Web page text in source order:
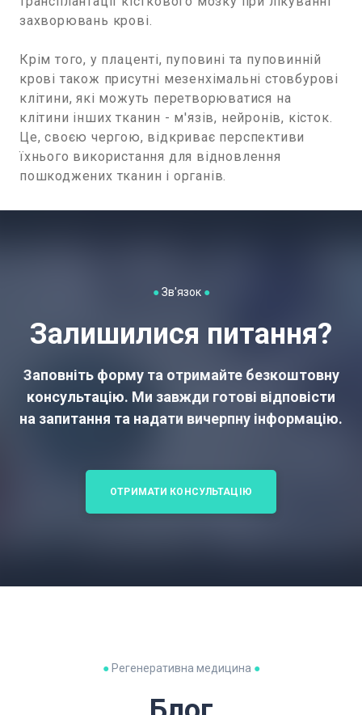
захворювань крові.
Крім того, у плаценті, пуповині та пуповинній
крові також присутні мезенхімальні стовбурові
клітини, які можуть перетворюватися на
клітини інших тканин - м'язів, нейронів, кісток.
Це, своєю чергою, відкриває перспективи
їхнього використання для відновлення
пошкоджених тканин і органів.
● Зв'язок ●
Залишилися питання?
Заповніть форму та отримайте безкоштовну
консультацію. Ми завжди готові відповісти
на запитання та надати вичерпну інформацію.
ОТРИМАТИ КОНСУЛЬТАЦІЮ
● Регенеративна медицина ●